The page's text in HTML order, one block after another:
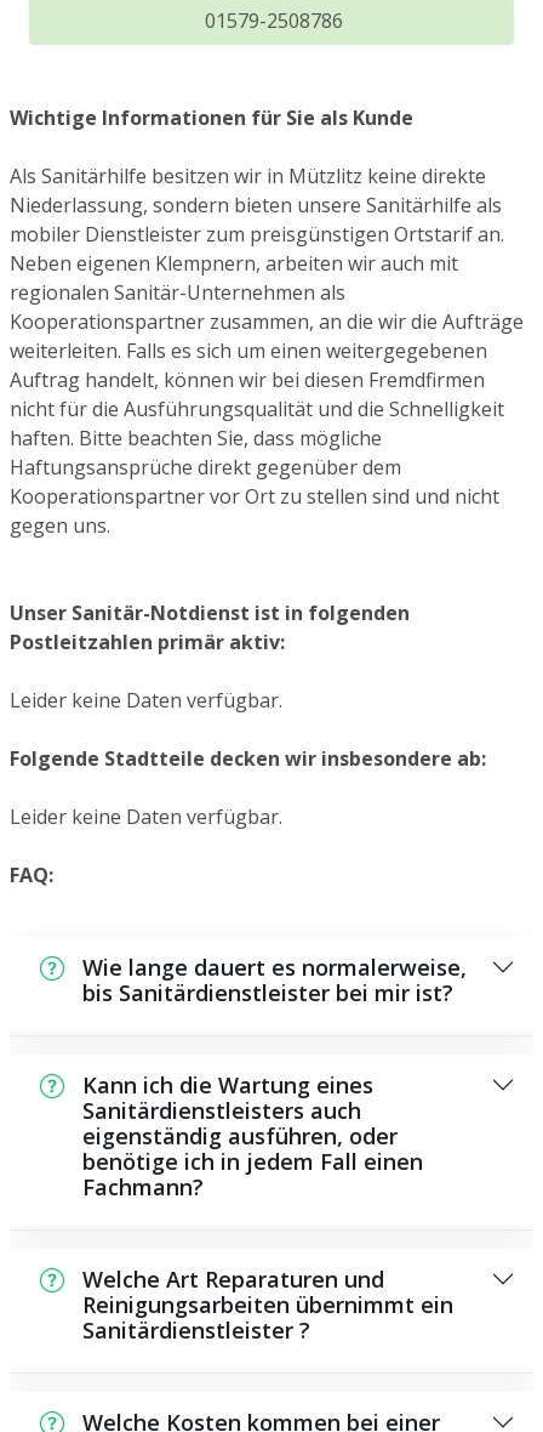
01579-2508786
Wichtige Informationen für Sie als Kunde
Als Sanitärhilfe besitzen wir in Mützlitz keine direkte
Niederlassung, sondern bieten unsere Sanitärhilfe als
mobiler Dienstleister zum preisgünstigen Ortstarif an.
Neben eigenen Klempnern, arbeiten wir auch mit
regionalen Sanitär-Unternehmen als
Kooperationspartner zusammen, an die wir die Aufträge
weiterleiten. Falls es sich um einen weitergegebenen
Auftrag handelt, können wir bei diesen Fremdfirmen
nicht für die Ausführungsqualität und die Schnelligkeit
haften. Bitte beachten Sie, dass mögliche
Haftungsansprüche direkt gegenüber dem
Kooperationspartner vor Ort zu stellen sind und nicht
gegen uns.
Unser Sanitär-Notdienst ist in folgenden
Postleitzahlen primär aktiv:
Leider keine Daten verfügbar.
Folgende Stadtteile decken wir insbesondere ab:
Leider keine Daten verfügbar.
FAQ:
Wie lange dauert es normalerweise,
bis Sanitärdienstleister bei mir ist?
der Schadensstelle sein. Das hängt unter
anderem von der Auftragslage zu dem
Zeitpunkt ab sowie von der Verkehrslage
und der Entfernung zu Ihnen.
Kann ich die Wartung eines
Sanitärdienstleisters auch
eigenständig ausführen, oder
benötige ich in jedem Fall einen
Fachmann?
Wartungsarbeiten, die Sie eigenständig
ausführen können, beispielsweise die
Anwendung von Rohrreinigungsmitteln aus
Verwendung von speziellem Werkzeug oder
Welche Art Reparaturen und
Reinigungsarbeiten übernimmt ein
Sanitärdienstleister ?
von Reparaturen und Reinigungsarbeiten,
Welche Kosten kommen bei einer